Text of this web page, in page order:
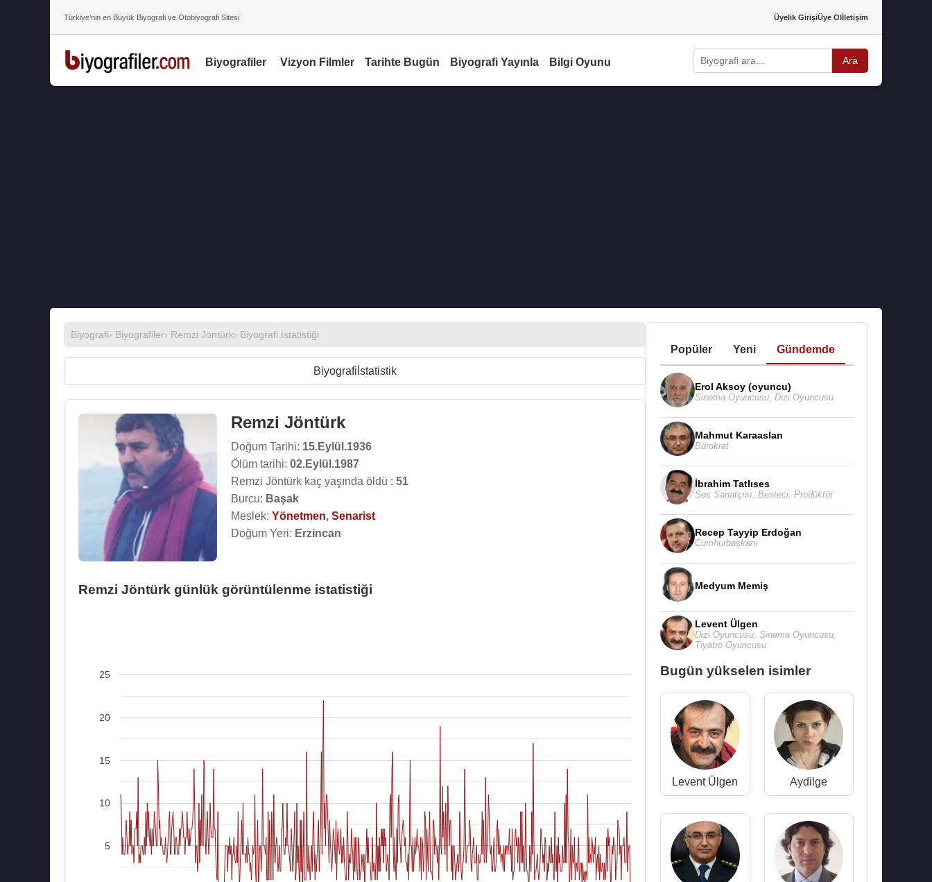
Türkiye’nin en Büyük Biyografi ve Otobiyografi Sitesi Üyelik GirişiÜye Olİletişim
Biyografiler Vizyon Filmler Tarihte Bugün Biyografi Yayınla Bilgi Oyunu Ara
Biyografi› Biyografiler› Remzi Jöntürk› Biyografi İstatistiği
Biyografi İstatistik
Remzi Jöntürk
Doğum Tarihi: 15.Eylül.1936
Ölüm tarihi: 02.Eylül.1987
Remzi Jöntürk kaç yaşında öldü : 51
Burcu: Başak
Meslek: Yönetmen, Senarist
Doğum Yeri: Erzincan
Remzi Jöntürk günlük görüntülenme istatistiği
5
10
15
20
25
Popüler Yeni Gündemde
Erol Aksoy (oyuncu)
Sinema Oyuncusu Dizi Oyuncusu
Mahmut Karaaslan
Bürokrat
İbrahim Tatlıses
Ses Sanatçısı Besteci Prodüktör
Recep Tayyip Erdoğan
Cumhurbaşkanı
Medyum Memiş
Levent Ülgen
Dizi Oyuncusu, Sinema Oyuncusu,
Tiyatro Oyuncusu
Bugün yükselen isimler
Levent Ülgen Aydilge